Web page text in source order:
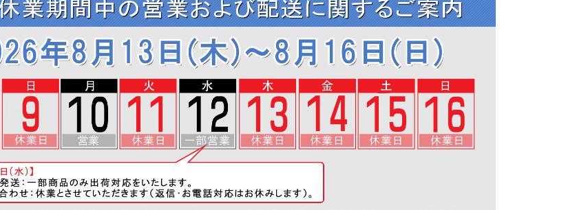
径車・ミニベロ
折りたたみ自転車
パンクタイヤ
カーボンフレーム
リ
8インチ 12インチ
20インチ
ンチ
リー
ロックキー カゴ
ポンプ
イクルカバー
ライト
ヘルメット
＆カバー
タイヤ＆チューブ その他